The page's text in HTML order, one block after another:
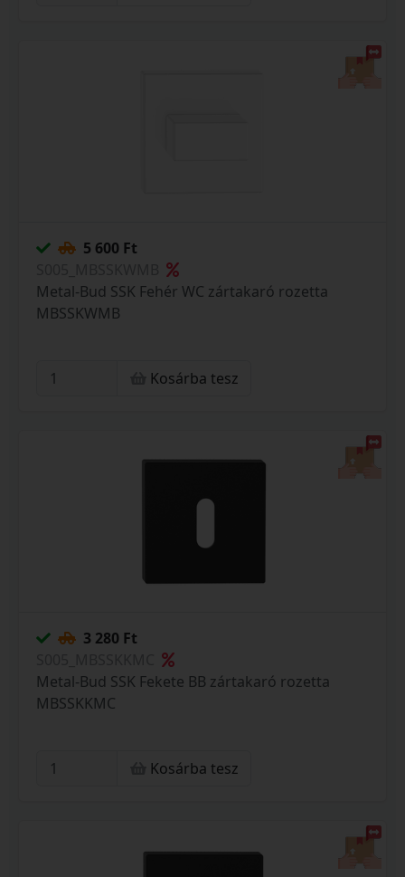
5 600 Ft
Metal-Bud SSK Fehér WC zártakaró rozetta
MBSSKWMB
Kosárba tesz
3 280 Ft
Metal-Bud SSK Fekete BB zártakaró rozetta
MBSSKKMC
Kosárba tesz